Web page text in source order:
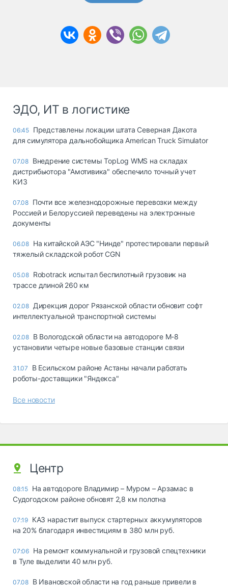
ЭДО, ИТ в логистике
06:45 Представлены локации штата Северная Дакота
для симулятора дальнобойщика American Truck Simulator
07.08 Внедрение системы TopLog WMS на складах
дистрибьютора "Амотивика" обеспечило точный учет
КИЗ
07.08 Почти все железнодорожные перевозки между
Россией и Белоруссией переведены на электронные
документы
06.08 На китайской АЭС "Нинде" протестировали первый
тяжелый складской робот CGN
05.08 Robotrack испытал беспилотный грузовик на
трассе длиной 260 км
02.08 Дирекция дорог Рязанской области обновит софт
интеллектуальной транспортной системы
02.08 В Вологодской области на автодороге М-8
установили четыре новые базовые станции связи
31.07
В Есильском районе Астаны начали работать
роботы-доставщики "Яндекса"
Все новости
Центр
08:15 На автодороге Владимир – Муром – Арзамас в
Судогодском районе обновят 2,8 км полотна
07:19 КАЗ нарастит выпуск стартерных аккумуляторов
на 20% благодаря инвестициям в 380 млн руб.
07:06 На ремонт коммунальной и грузовой спецтехники
в Туле выделили 40 млн руб.
07.08 В Ивановской области на год раньше привели в